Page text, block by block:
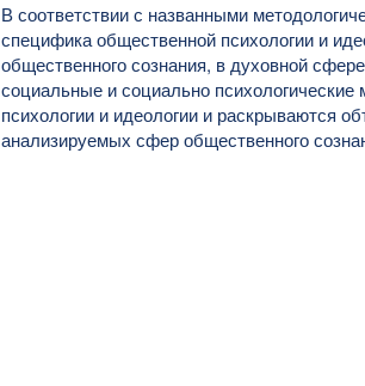
В соответствии с названными
специфика общественной психологии и
общественного сознания, в духовной
социальные и социально
психологии и идеологии и раскрываются
анализируемых сфер общественного